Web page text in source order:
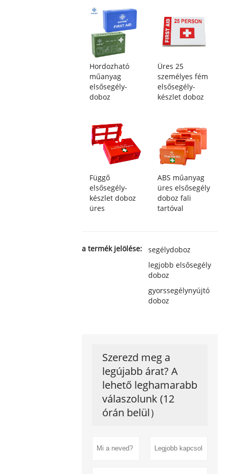
Hordozható
műanyag
elsősegély-
doboz
Üres 25
személyes fém
elsősegély-
készlet doboz
Függő
elsősegély-
készlet doboz
üres
ABS műanyag
üres elsősegély
doboz fali
tartóval
a termék jelölése:
segélydoboz
legjobb elsősegély
doboz
gyorssegélynyújtó
doboz
Szerezd meg a
legújabb árat? A
lehető leghamarabb
válaszolunk (12
órán belül）